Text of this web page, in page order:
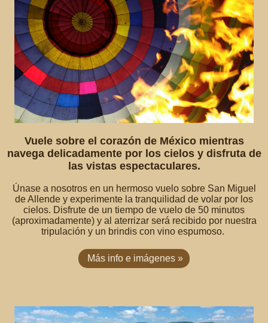
Vuele sobre el corazón de México mientras
navega delicadamente por los cielos y disfruta de
las vistas espectaculares.
Únase a nosotros en un hermoso vuelo sobre San Miguel
de Allende y experimente la tranquilidad de volar por los
cielos. Disfrute de un tiempo de vuelo de 50 minutos
(aproximadamente) y al aterrizar será recibido por nuestra
tripulación y un brindis con vino espumoso.
Más info e imágenes »